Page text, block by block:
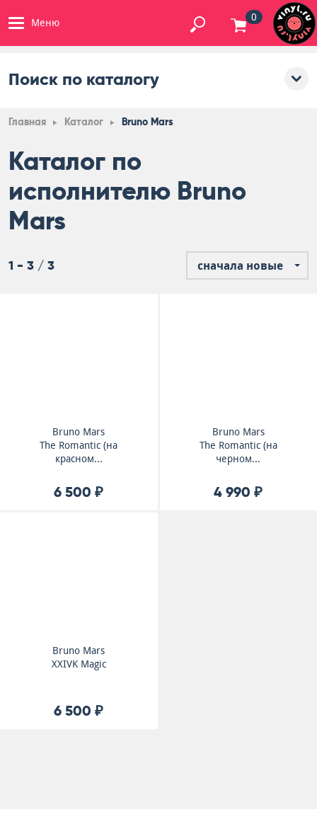
Меню 0
Поиск по каталогу
Главная Каталог Bruno Mars
Каталог по
исполнителю Bruno
Mars
1 - 3 / 3 сначала новые
Bruno Mars
The Romantic (на
красном...
6 500 ₽
Bruno Mars
The Romantic (на
черном...
4 990 ₽
Bruno Mars
XXIVK Magic
6 500 ₽